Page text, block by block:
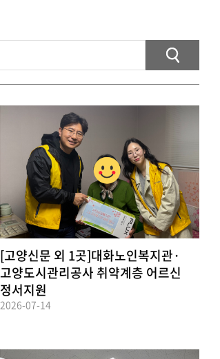
[고양신문 외 1곳]대화노인복지관·
고양도시관리공사 취약계층 어르신
정서지원
2026-07-14